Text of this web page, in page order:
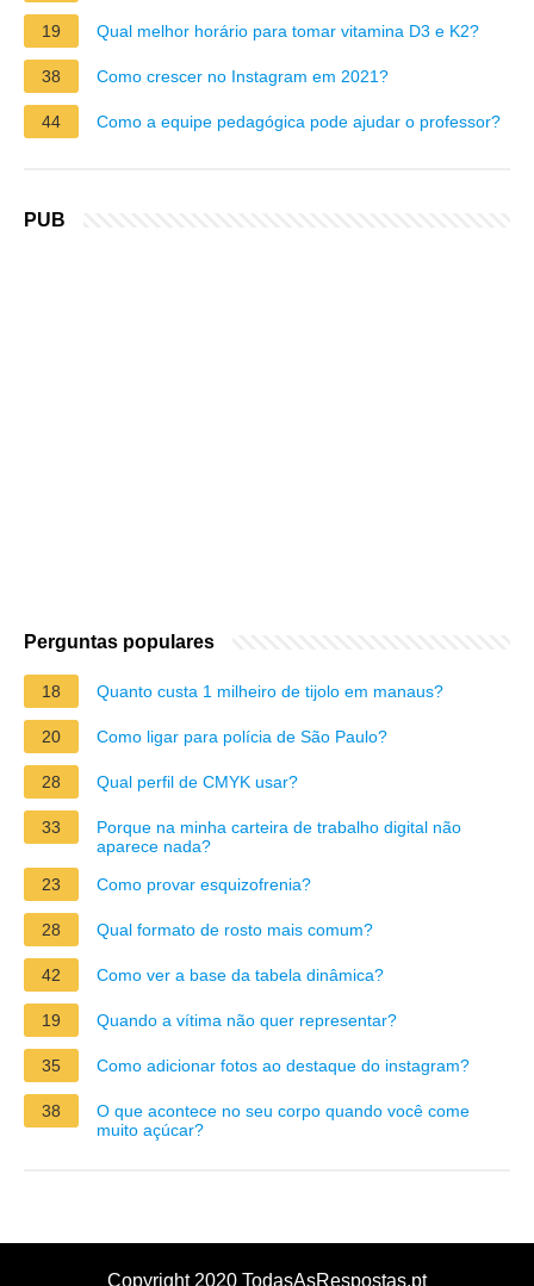
19 Qual melhor horário para tomar vitamina D3 e K2?
38 Como crescer no Instagram em 2021?
44 Como a equipe pedagógica pode ajudar o professor?
PUB
Perguntas populares
18 Quanto custa 1 milheiro de tijolo em manaus?
20 Como ligar para polícia de São Paulo?
28 Qual perfil de CMYK usar?
33
Porque na minha carteira de trabalho digital não
aparece nada?
23
Como provar esquizofrenia?
28 Qual formato de rosto mais comum?
42 Como ver a base da tabela dinâmica?
19 Quando a vítima não quer representar?
35 Como adicionar fotos ao destaque do instagram?
38
O que acontece no seu corpo quando você come
muito açúcar?
Copyright 2020 TodasAsRespostas.pt